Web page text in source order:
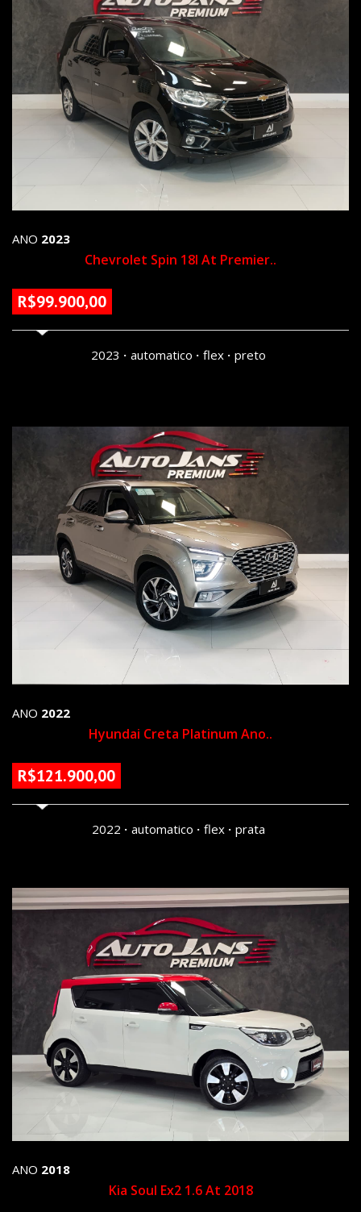
ANO 2023
Chevrolet Spin 18l At Premier..
R$99.900,00
2023 automatico flex preto
ANO 2022
Hyundai Creta Platinum Ano..
R$121.900,00
2022 automatico flex prata
ANO 2018
Kia Soul Ex2 1.6 At 2018